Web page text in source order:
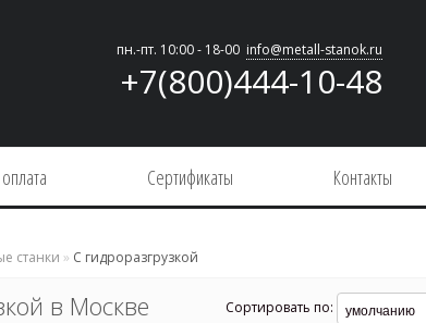
пн.-пт. 10:00 - 18-00 info@metall-stanok.ru
+7(800)444-10-48
Сертификаты Контакты
станки » С гидроразгрузкой
в Москве Сортировать по: